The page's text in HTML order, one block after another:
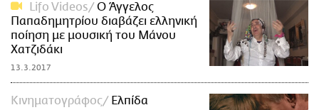
Lifo Videos
O Άγγελος
Παπαδημητρίου διαβάζει ελληνική
ποίηση με μουσική του Μάνου
Χατζιδάκι
13.3.2017
Κινηματογράφος Ελπίδα